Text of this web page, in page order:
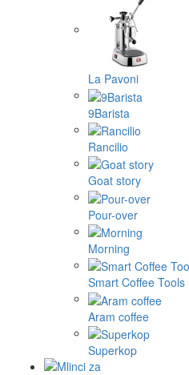
La Pavoni
9Barista
Rancilio
Goat story
Pour-over
Morning
Smart Coffee Tools
Aram coffee
Superkop